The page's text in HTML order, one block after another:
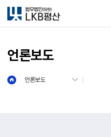
언론보도
언론보도